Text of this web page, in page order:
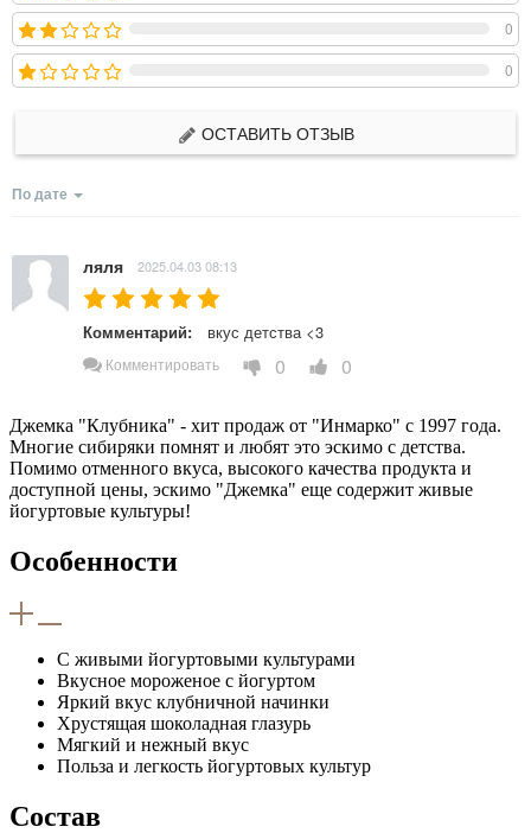
0
0
ОСТАВИТЬ ОТЗЫВ
По дате
ляля 2025.04.03 08:13
Комментарий: вкус детства <3
Комментировать 0 0
Джемка "Клубника" - хит продаж от "Инмарко" с 1997 года.
Многие сибиряки помнят и любят это эскимо с детства.
Помимо отменного вкуса, высокого качества продукта и
доступной цены, эскимо "Джемка" еще содержит живые
йогуртовые культуры!
Особенности
С живыми йогуртовыми культурами
Вкусное мороженое с йогуртом
Яркий вкус клубничной начинки
Хрустящая шоколадная глазурь
Мягкий и нежный вкус
Польза и легкость йогуртовых культур
Состав